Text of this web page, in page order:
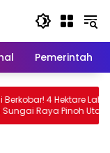
Pemerintah
4 Hektare Lahan
Pinoh Utara